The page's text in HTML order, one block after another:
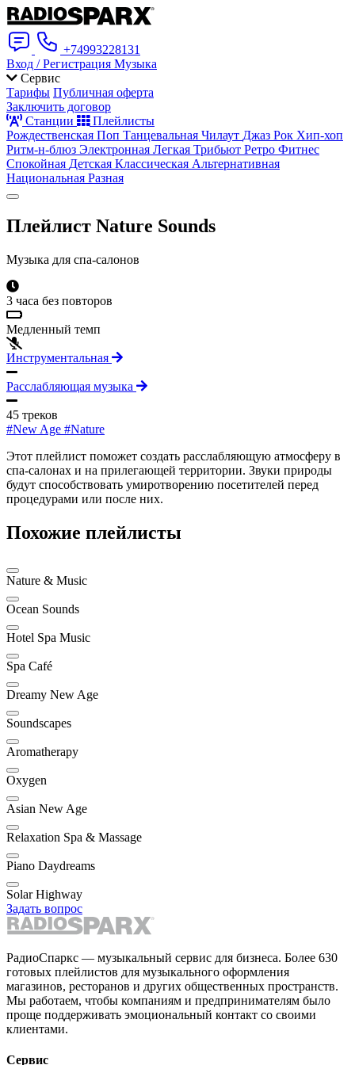
+74993228131
Вход / Регистрация Музыка
Сервис
Тарифы Публичная оферта
Заключить договор
Станции
Плейлисты
Рождественская Поп Танцевальная Чилаут Джаз Рок Хип-хоп
Ритм-н-блюз Электронная Легкая Трибьют Ретро Фитнес
Спокойная Детская Классическая Альтернативная
Национальная Разная
Плейлист Nature Sounds
Музыка для спа-салонов
3 часа без повторов
Медленный темп
Инструментальная
Расслабляющая музыка
45 треков
#New Age #Nature
Этот плейлист поможет создать расслабляющую атмосферу в
спа-салонах и на прилегающей территории. Звуки природы
будут способствовать умиротворению посетителей перед
процедурами или после них.
Похожие плейлисты
Nature & Music
Ocean Sounds
Hotel Spa Music
Spa Café
Dreamy New Age
Soundscapes
Aromatherapy
Oxygen
Asian New Age
Relaxation Spa & Massage
Piano Daydreams
Solar Highway
Задать вопрос
РадиоСпаркс — музыкальный сервис для бизнеса. Более 630
готовых плейлистов для музыкального оформления
магазинов, ресторанов и других общественных пространств.
Мы работаем, чтобы компаниям и предпринимателям было
проще поддерживать эмоциональный контакт со своими
клиентами.
Сервис